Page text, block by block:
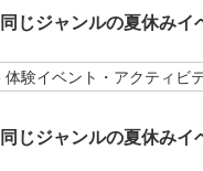
同じジャンルの夏休みイ
体験イベント・アクティビ
同じジャンルの夏休みイ